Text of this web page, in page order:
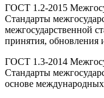
ГОСТ 1.2-2015
Стандарты
межгосударственной
принятия, обновления
ГОСТ 1.3-2014
Стандарты
основе